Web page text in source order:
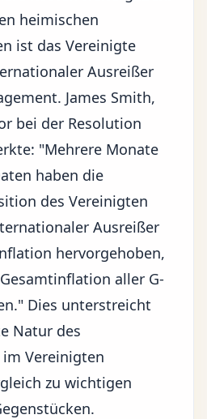
heimischen
ist das Vereinigte
Ausreißer
James Smith,
bei der Resolution
"Mehrere Monate
haben die
des Vereinigten
Ausreißer
hervorgehoben,
aller G-
Dies unterstreicht
Natur des
Vereinigten
zu wichtigen